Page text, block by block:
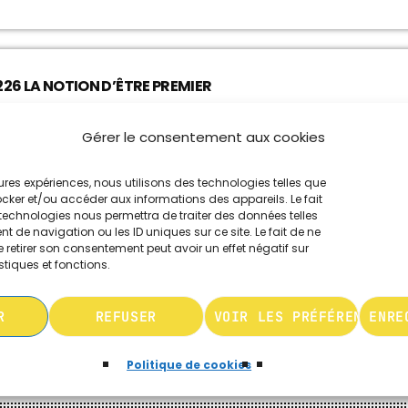
Gérer le consentement aux cookies
expériences, nous utilisons des technologies telles que
et/ou accéder aux informations des appareils. Le fait
nous permettra de traiter des données telles
de navigation ou les ID uniques sur ce site. Le fait de ne
retirer son consentement peut avoir un effet négatif sur
et fonctions.
REFUSER VOIR LES PRÉFÉRENCES
Politique de cookies
LA NOTION D’ÊTRE PREMIER
COLETTE
MIEUX CONNAÎTRE COLETTE